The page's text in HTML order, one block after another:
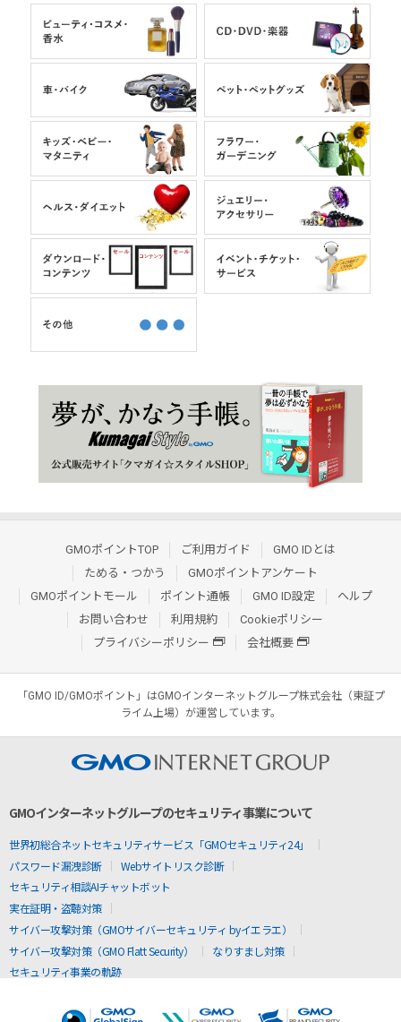
GMOポイントTOP ご利用ガイド
GMO IDとは
ためる・つかう
GMOポイントアンケート
GMOポイントモール
ポイント通帳 GMO ID設定
ヘルプ
お問い合わせ
利用規約
Cookieポリシー
プライバシーポリシー
会社概要
「GMO ID/GMOポイント」はGMOインターネットグループ株式会社（東証プ
ライム上場）が運営しています。
GMOインターネットグループのセキュリティ事業について
世界初総合ネットセキュリティサービス「GMOセキュリティ24」
パスワード漏洩診断
Webサイトリスク診断
セキュリティ相談AIチャットボット
実在証明・盗聴対策
サイバー攻撃対策（GMOサイバーセキュリティ byイエラエ）
サイバー攻撃対策（GMO Flatt Security）
なりすまし対策
セキュリティ事業の軌跡